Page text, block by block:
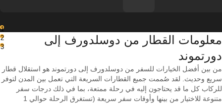
1
2
3
معلومات القطار من ‎دوسلدورف إلى
من بين أفضل الخيارات للسفر من دوسلدورف إلى دورتموند هو استقلال قطار
سريع وحديث. لقد صُممت جميع القطارات السريعة التي تعمل بين المدن لتوفر
للركاب كل ما قد يحتاجون إليه في رحلة ممتعة، بما في ذلك درجات سفر
متنوعة للاختيار من بينها وأوقات سفر سريعة (تستغرق الرحلة حوالي 1